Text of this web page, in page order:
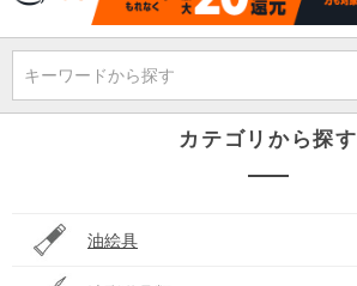
キーワードから探す
カテゴリから探す
油絵具